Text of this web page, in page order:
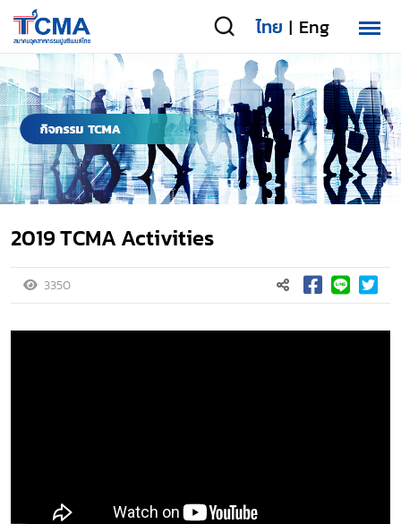
ไทย | Eng
2019 TCMA Activities
3350